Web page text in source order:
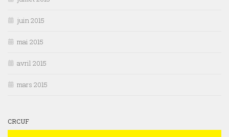
juin 2015
mai 2015
avril 2015
mars 2015
CRCUF